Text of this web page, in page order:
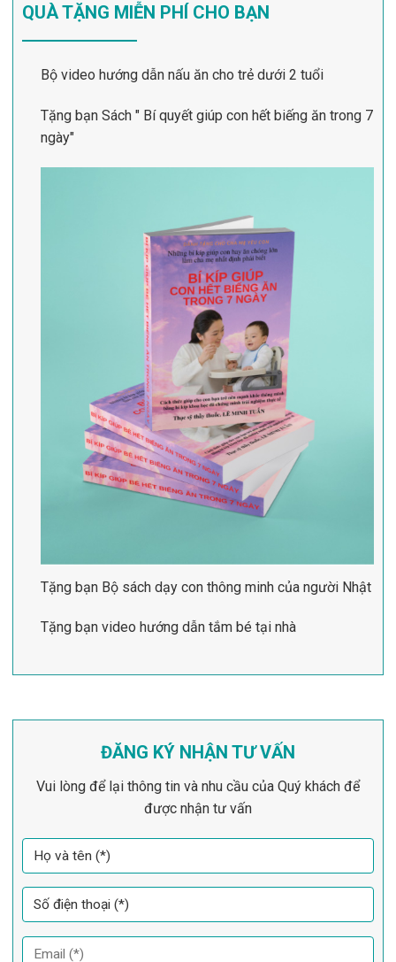
QUÀ TẶNG MIỄN PHÍ CHO BẠN
Bộ video hướng dẫn nấu ăn cho trẻ dưới 2 tuổi
Tặng bạn Sách " Bí quyết giúp con hết biếng ăn trong 7
ngày"
Tặng bạn Bộ sách dạy con thông minh của người Nhật
Tặng bạn video hướng dẫn tắm bé tại nhà
ĐĂNG KÝ NHẬN TƯ VẤN
Vui lòng để lại thông tin và nhu cầu của Quý khách để
được nhận tư vấn